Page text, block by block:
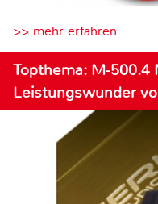
>> mehr erfahren
Topthema: M-500.4
Leistungswunder